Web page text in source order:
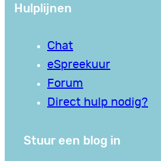
Hulplijnen
Chat
eSpreekuur
Forum
Direct hulp nodig?
Stuur een blog in